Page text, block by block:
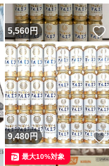
いいね！
5,560円
いいね！
9,480円
最大10%対象